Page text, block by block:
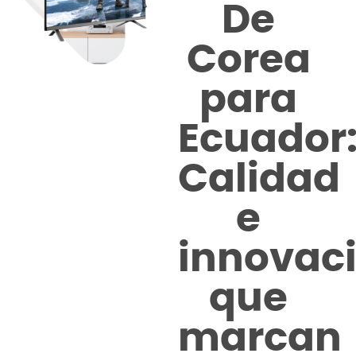
De
Corea
para
Calidad
e
que
marcan